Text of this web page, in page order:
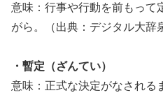
意味：行事や行動を前もって
がら。（出典：デジタル大辞
・暫定（ざんてい）
意味：正式な決定がなされる